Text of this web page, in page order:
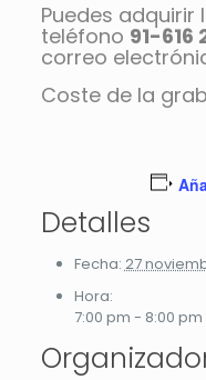
Puedes
teléfono 91-616
correo
Coste de la
Detalles
Fecha: 27
Hora:
7:00 pm - 8:00 pm